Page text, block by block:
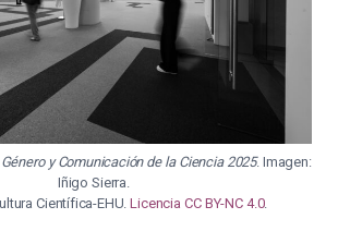
Género y Comunicación de la Ciencia 2025. Imagen:
Iñigo Sierra.
Científica-EHU.Licencia CC BY-NC 4.0.